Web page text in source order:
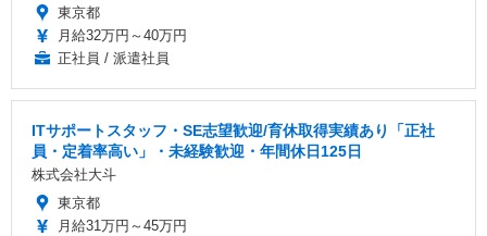
東京都
月給32万円～40万円
正社員 / 派遣社員
ITサポートスタッフ・SE志望歓迎/育休取得実績あり「正社
員・定着率高い」・未経験歓迎・年間休日125日
株式会社大斗
東京都
月給31万円～45万円